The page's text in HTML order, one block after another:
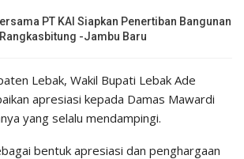
PT KAI Siapkan Penertiban Bangunan
-Jambu Baru
Lebak, Wakil Bupati Lebak Ade
apresiasi kepada Damas Mawardi
yang selalu mendampingi.
bentuk apresiasi dan penghargaan